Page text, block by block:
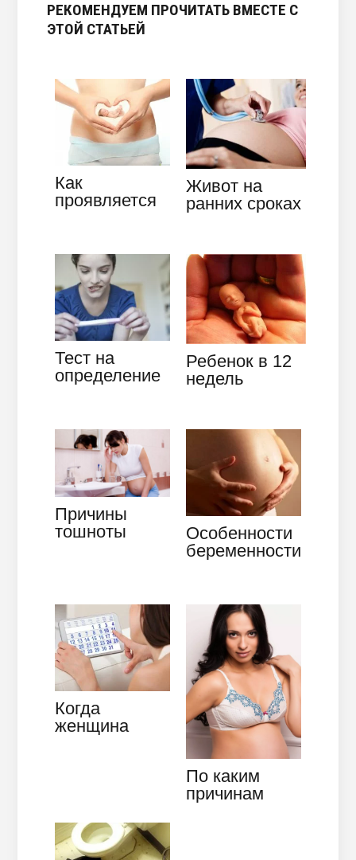
РЕКОМЕНДУЕМ ПРОЧИТАТЬ ВМЕСТЕ С
ЭТОЙ СТАТЬЕЙ
Как
проявляется
сроках:
признаки до
задержки
Живот на
ранних сроках
ощущения
Тест на
определение
точен ли он?
Ребенок в 12
недель
размеры,
ощущения
матери
Причины
тошноты
Особенности
беременности
происходит в
этот…
Когда
женщина
По каким
причинам